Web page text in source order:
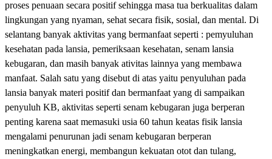
proses penuaan secara positif sehingga masa tua berkualitas dalam
lingkungan yang nyaman, sehat secara fisik, sosial, dan mental. Di
selantang banyak aktivitas yang bermanfaat seperti : pemyuluhan
kesehatan pada lansia, pemeriksaan kesehatan, senam lansia
kebugaran, dan masih banyak ativitas lainnya yang membawa
manfaat. Salah satu yang disebut di atas yaitu penyuluhan pada
lansia banyak materi positif dan bermanfaat yang di sampaikan
penyuluh KB, aktivitas seperti senam kebugaran juga berperan
penting karena saat memasuki usia 60 tahun keatas fisik lansia
mengalami penurunan jadi senam kebugaran berperan
meningkatkan energi, membangun kekuatan otot dan tulang,